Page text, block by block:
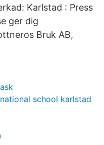
Karlstad : Press
ger dig
Bruk AB,
school karlstad